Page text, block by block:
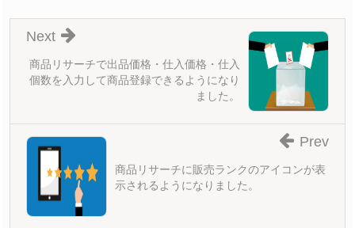
商品リサーチで出品価格・仕入価格・仕入
個数を入力して商品登録できるようになり
ました。
Next
商品リサーチに販売ランクのアイコンが表
示されるようになりました。
Prev